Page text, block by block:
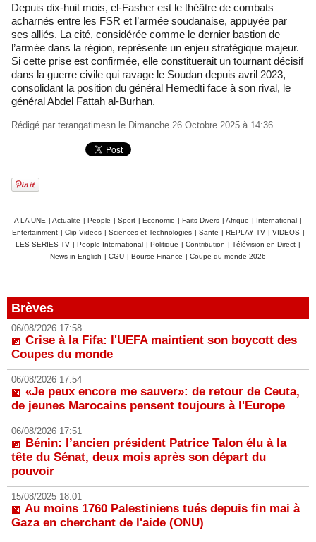
Depuis dix-huit mois, el-Fasher est le théâtre de combats
acharnés entre les FSR et l’armée soudanaise, appuyée par
ses alliés. La cité, considérée comme le dernier bastion de
l’armée dans la région, représente un enjeu stratégique majeur.
Si cette prise est confirmée, elle constituerait un tournant décisif
dans la guerre civile qui ravage le Soudan depuis avril 2023,
consolidant la position du général Hemedti face à son rival, le
général Abdel Fattah al-Burhan.
Rédigé par terangatimesn le Dimanche 26 Octobre 2025 à 14:36
A LA UNE | Actualite | People | Sport | Economie | Faits-Divers | Afrique | International |
Entertainment | Clip Videos | Sciences et Technologies | Sante | REPLAY TV | VIDEOS |
LES SERIES TV | People International | Politique | Contribution | Télévision en Direct |
News in English | CGU | Bourse Finance | Coupe du monde 2026
Brèves
06/08/2026 17:58
Crise à la Fifa: l'UEFA maintient son boycott des
Coupes du monde
06/08/2026 17:54
«Je peux encore me sauver»: de retour de Ceuta,
de jeunes Marocains pensent toujours à l'Europe
06/08/2026 17:51
Bénin: l’ancien président Patrice Talon élu à la
tête du Sénat, deux mois après son départ du
pouvoir
15/08/2025 18:01
Au moins 1760 Palestiniens tués depuis fin mai à
Gaza en cherchant de l'aide (ONU)